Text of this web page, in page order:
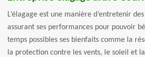
L’élagage est une manière d’entretenir
assurant ses performances pour pouvoir
temps possibles ses bienfaits comme la
la protection contre les vents, le soleil et la